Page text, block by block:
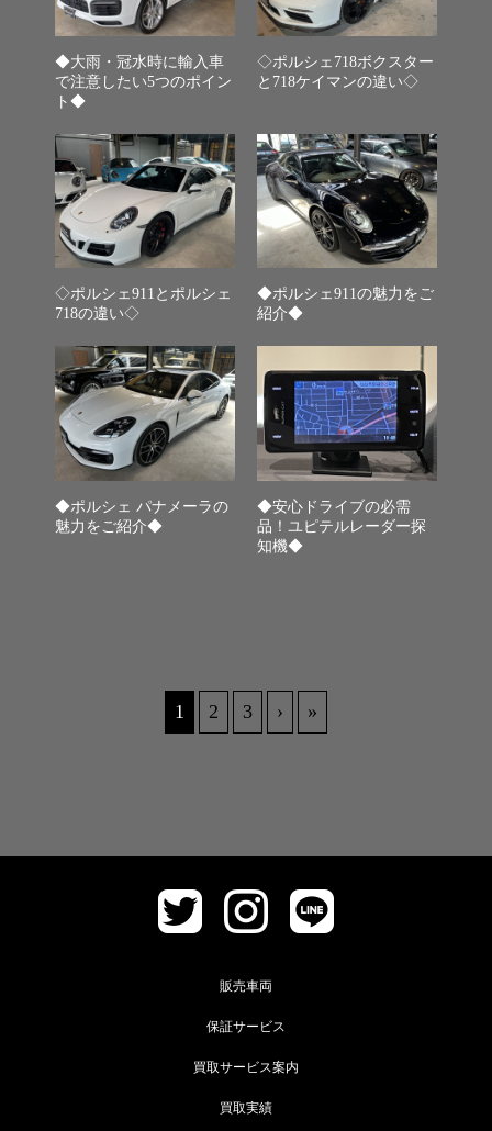
◆大雨・冠水時に輸入車
で注意したい5つのポイン
ト◆
◇ポルシェ718ボクスター
と718ケイマンの違い◇
◇ポルシェ911とポルシェ
718の違い◇
◆ポルシェ911の魅力をご
紹介◆
◆ポルシェ パナメーラの
魅力をご紹介◆
◆安心ドライブの必需
品！ユピテルレーダー探
知機◆
1 2 3 › »
販売車両
保証サービス
買取サービス案内
買取実績